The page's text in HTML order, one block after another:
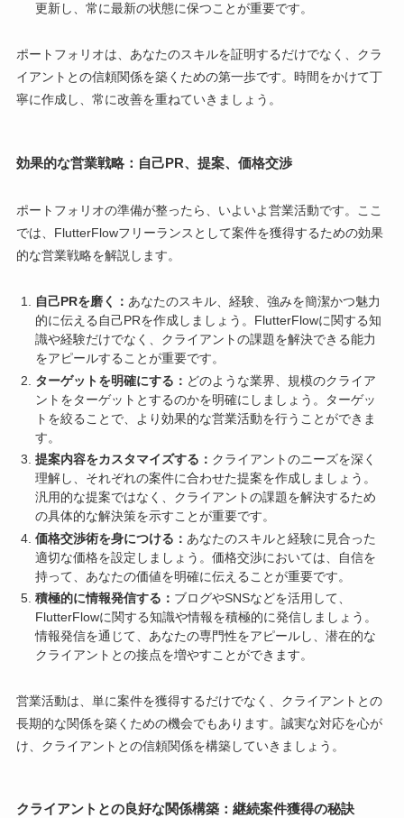
更新し、常に最新の状態に保つことが重要です。
ポートフォリオは、あなたのスキルを証明するだけでなく、クラ
イアントとの信頼関係を築くための第一歩です。時間をかけて丁
寧に作成し、常に改善を重ねていきましょう。
効果的な営業戦略：自己PR、提案、価格交渉
ポートフォリオの準備が整ったら、いよいよ営業活動です。ここ
では、FlutterFlowフリーランスとして案件を獲得するための効果
的な営業戦略を解説します。
自己PRを磨く： あなたのスキル、経験、強みを簡潔かつ魅力
的に伝える自己PRを作成しましょう。FlutterFlowに関する知
識や経験だけでなく、クライアントの課題を解決できる能力
をアピールすることが重要です。
ターゲットを明確にする： どのような業界、規模のクライア
ントをターゲットとするのかを明確にしましょう。ターゲッ
トを絞ることで、より効果的な営業活動を行うことができま
す。
提案内容をカスタマイズする： クライアントのニーズを深く
理解し、それぞれの案件に合わせた提案を作成しましょう。
汎用的な提案ではなく、クライアントの課題を解決するため
の具体的な解決策を示すことが重要です。
価格交渉術を身につける： あなたのスキルと経験に見合った
適切な価格を設定しましょう。価格交渉においては、自信を
持って、あなたの価値を明確に伝えることが重要です。
積極的に情報発信する： ブログやSNSなどを活用して、
FlutterFlowに関する知識や情報を積極的に発信しましょう。
情報発信を通じて、あなたの専門性をアピールし、潜在的な
クライアントとの接点を増やすことができます。
営業活動は、単に案件を獲得するだけでなく、クライアントとの
長期的な関係を築くための機会でもあります。誠実な対応を心が
け、クライアントとの信頼関係を構築していきましょう。
クライアントとの良好な関係構築：継続案件獲得の秘訣